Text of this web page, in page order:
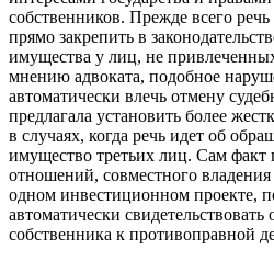
собственников. Прежде всего
прямо закрепить в
имущества у лиц, не
мнению адвоката, подобное
автоматически влечь отмену
предлагала установить более
в случаях, когда речь идет об
имущество третьих лиц. Сам
отношений, совместного
одном инвестиционном проекте,
автоматически свидетельствовать
собственника к противоправной